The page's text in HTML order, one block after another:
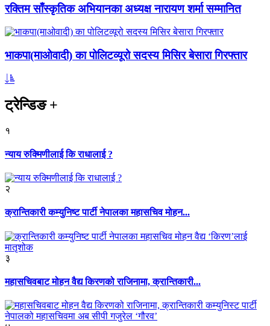
रक्तिम साँस्कृतिक अभियानका अध्यक्ष नारायण शर्मा सम्मानित
भाकपा(माओवादी) का पोलिटव्यूरो सदस्य मिसिर बेसारा गिरफ्तार
ट्रेन्डिङ+
१
न्याय रुक्मिणीलाई कि राधालाई ?
२
क्रान्तिकारी कम्युनिष्ट पार्टी नेपालका महासचिव मोहन...
३
महासचिवबाट मोहन वैद्य किरणको राजिनामा, क्रान्तिकारी...